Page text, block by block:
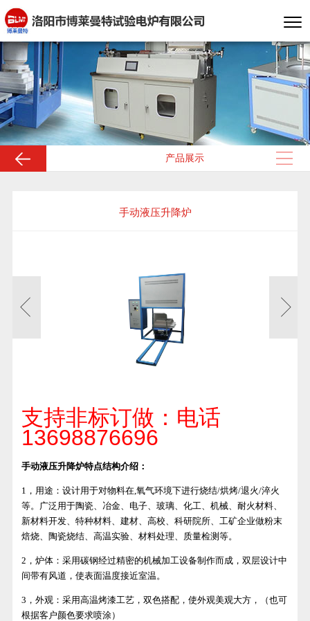
产品展示
手动液压升降炉
支持非标订做：电话
13698876696
手动液压升降炉特点结构介绍：
1，用途：设计用于对物料在,氧气环境下进行烧结/烘烤/退火/淬火
等。广泛用于陶瓷、冶金、电子、玻璃、化工、机械、耐火材料、
新材料开发、特种材料、建材、高校、科研院所、工矿企业做粉末
焙烧、陶瓷烧结、高温实验、材料处理、质量检测等。
2，炉体：采用碳钢经过精密的机械加工设备制作而成，双层设计中
间带有风道，使表面温度接近室温。
3，外观：采用高温烤漆工艺，双色搭配，使外观美观大方，（也可
根据客户颜色要求喷涂）